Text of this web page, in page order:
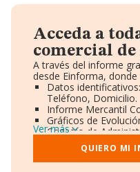
Acceda a
comercial de
A través del informe
desde Einforma,
Datos
Teléfono, Domicilio.
Informe Mercantil
Gráficos de
Consejo de
Directivos y
Accionistas.
Participaciones y
Ver más
QUIERO MI